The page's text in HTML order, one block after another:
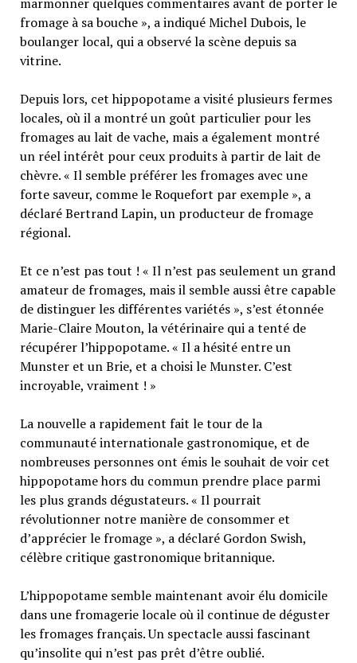
fromage à sa bouche », a indiqué Michel Dubois, le
boulanger local, qui a observé la scène depuis sa
vitrine.
Depuis lors, cet hippopotame a visité plusieurs fermes
locales, où il a montré un goût particulier pour les
fromages au lait de vache, mais a également montré
un réel intérêt pour ceux produits à partir de lait de
chèvre. « Il semble préférer les fromages avec une
forte saveur, comme le Roquefort par exemple », a
déclaré Bertrand Lapin, un producteur de fromage
régional.
Et ce n’est pas tout ! « Il n’est pas seulement un grand
amateur de fromages, mais il semble aussi être capable
de distinguer les différentes variétés », s’est étonnée
Marie-Claire Mouton, la vétérinaire qui a tenté de
récupérer l’hippopotame. « Il a hésité entre un
Munster et un Brie, et a choisi le Munster. C’est
incroyable, vraiment ! »
La nouvelle a rapidement fait le tour de la
communauté internationale gastronomique, et de
nombreuses personnes ont émis le souhait de voir cet
hippopotame hors du commun prendre place parmi
les plus grands dégustateurs. « Il pourrait
révolutionner notre manière de consommer et
d’apprécier le fromage », a déclaré Gordon Swish,
célèbre critique gastronomique britannique.
L’hippopotame semble maintenant avoir élu domicile
dans une fromagerie locale où il continue de déguster
les fromages français. Un spectacle aussi fascinant
qu’insolite qui n’est pas prêt d’être oublié.